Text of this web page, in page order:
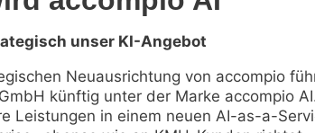
unser KI-Angebot
Neuausrichtung von accompio
künftig unter der Marke accompio
Leistungen in einem neuen AI-as-a-